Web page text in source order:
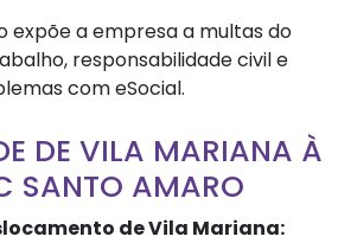
expõe a empresa a multas do
responsabilidade civil e
com eSocial.
DE VILA MARIANA À
SANTO AMARO
de Vila Mariana: